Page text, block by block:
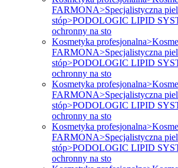
FARMONA>Specjalistyczna
stóp>PODOLOGIC LIPID
ochronny na sto
Kosmetyka
FARMONA>Specjalistyczna
stóp>PODOLOGIC LIPID
ochronny na sto
Kosmetyka
FARMONA>Specjalistyczna
stóp>PODOLOGIC LIPID
ochronny na sto
Kosmetyka
FARMONA>Specjalistyczna
stóp>PODOLOGIC LIPID
ochronny na sto